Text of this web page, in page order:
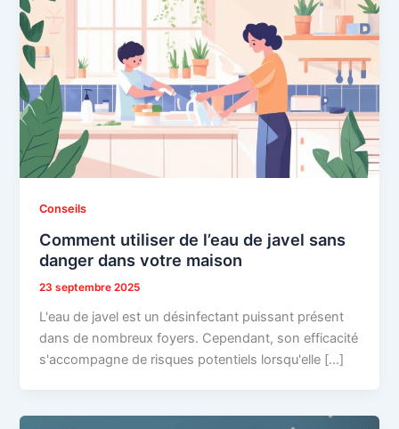
Conseils
Comment utiliser de l’eau de javel sans
danger dans votre maison
23 septembre 2025
L'eau de javel est un désinfectant puissant présent
dans de nombreux foyers. Cependant, son efficacité
s'accompagne de risques potentiels lorsqu'elle […]